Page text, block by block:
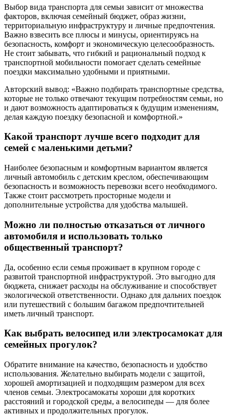
Выбор вида транспорта для семьи зависит от множества
факторов, включая семейный бюджет, образ жизни,
территориальную инфраструктуру и личные предпочтения.
Важно взвесить все плюсы и минусы, ориентируясь на
безопасность, комфорт и экономическую целесообразность.
Не стоит забывать, что гибкий и рациональный подход к
транспортной мобильности помогает сделать семейные
поездки максимально удобными и приятными.
Авторский вывод: «Важно подбирать транспортные средства,
которые не только отвечают текущим потребностям семьи, но
и дают возможность адаптироваться к будущим изменениям,
делая каждую поездку безопасной и комфортной.»
Какой транспорт лучше всего подходит для
семей с маленькими детьми?
Наиболее безопасным и комфортным вариантом является
личный автомобиль с детским креслом, обеспечивающим
безопасность и возможность перевозки всего необходимого.
Также стоит рассмотреть просторные модели и
дополнительные устройства для удобства малышей.
Можно ли полностью отказаться от личного
автомобиля и использовать только
общественный транспорт?
Да, особенно если семья проживает в крупном городе с
развитой транспортной инфраструктурой. Это выгодно для
бюджета, снижает расходы на обслуживание и способствует
экологической ответственности. Однако для дальних поездок
или путешествий с большим багажом предпочтительней
иметь личный транспорт.
Как выбрать велосипед или электросамокат для
семейных прогулок?
Обратите внимание на качество, безопасность и удобство
использования. Желательно выбирать модели с защитой,
хорошей амортизацией и подходящим размером для всех
членов семьи. Электросамокаты хороши для коротких
расстояний и городской среды, а велосипеды — для более
активных и продолжительных прогулок.